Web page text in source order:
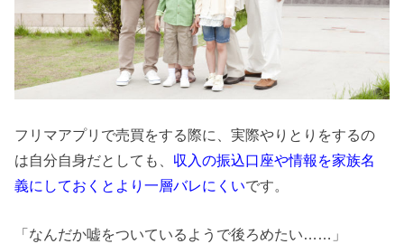
フリマアプリで売買をする際に、実際やりとりをするの
は自分自身だとしても、 収入の振込口座や情報を家族名
義にしておくとより一層バレにくいです。
「なんだか嘘をついているようで後ろめたい……」